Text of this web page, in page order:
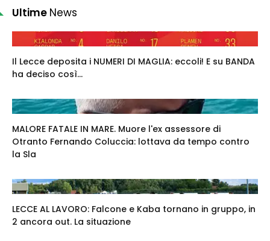
Ultime News
Il Lecce deposita i NUMERI DI MAGLIA: eccoli! E su BANDA
ha deciso così...
MALORE FATALE IN MARE. Muore l'ex assessore di
Otranto Fernando Coluccia: lottava da tempo contro
la Sla
LECCE AL LAVORO: Falcone e Kaba tornano in gruppo, in
2 ancora out. La situazione